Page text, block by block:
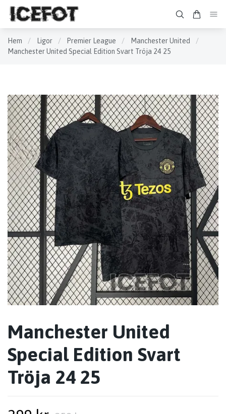
Hem / Ligor / Premier League / Manchester United
/
Manchester United Special Edition Svart Tröja 24 25
Manchester United
Special Edition Svart
Tröja 24 25